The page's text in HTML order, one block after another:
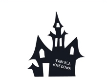
40x35cm
60x53cm
80x71cm